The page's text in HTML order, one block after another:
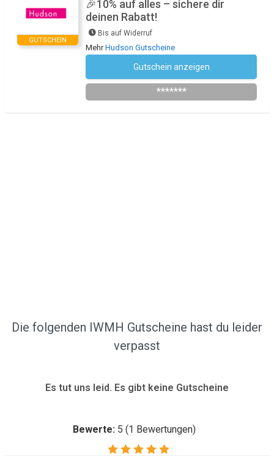
GUTSCHEIN
🎉10% auf alles – sichere dir
deinen Rabatt!
Bis auf Widerruf
MehrHudson Gutscheine
Gutschein anzeigen
*******
Die folgenden IWMH Gutscheine hast du leider
verpasst
Es tut uns leid. Es gibt keine Gutscheine
Bewerte: 5 (1 Bewertungen)